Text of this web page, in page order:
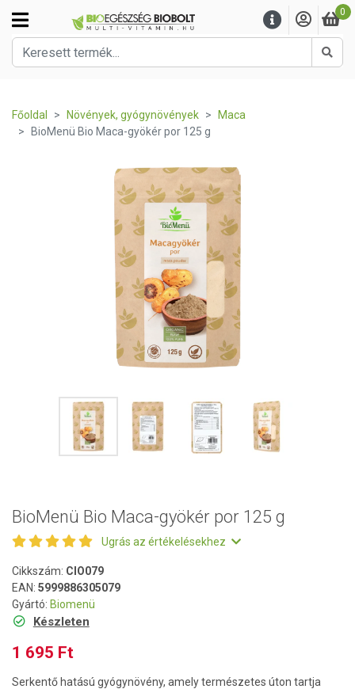
0
Főoldal Növények, gyógynövények
Maca
BioMenü Bio Maca-gyökér por 125 g
BioMenü Bio Maca-gyökér por 125 g
Ugrás az értékelésekhez
Cikkszám: CIO079
EAN: 5999886305079
Gyártó: Biomenü
Készleten
1 695 Ft
Serkentő hatású gyógynövény, amely természetes úton tartja